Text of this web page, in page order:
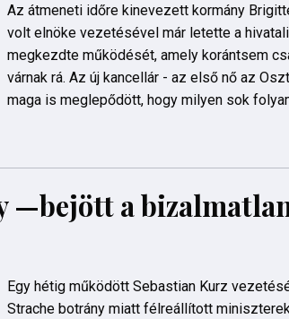
Az átmeneti időre kinevezett kormány
volt elnöke vezetésével már letette a
megkezdte működését, amely korántsem
várnak rá. Az új kancellár - az első nő az
maga is meglepődött, hogy milyen sok
—bejött a
Egy hétig működött Sebastian Kurz
Strache botrány miatt félreállított